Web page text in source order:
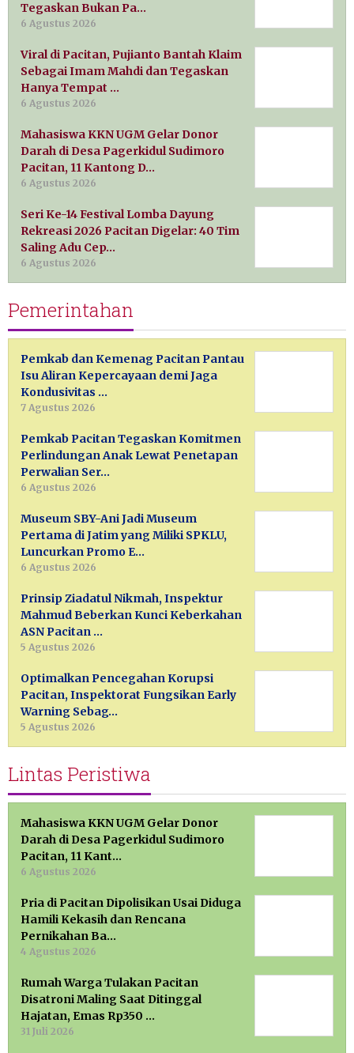
Tegaskan Bukan Pa…
6 Agustus 2026
Viral di Pacitan, Pujianto Bantah Klaim
Sebagai Imam Mahdi dan Tegaskan
Hanya Tempat …
6 Agustus 2026
Mahasiswa KKN UGM Gelar Donor
Darah di Desa Pagerkidul Sudimoro
Pacitan, 11 Kantong D…
6 Agustus 2026
Seri Ke-14 Festival Lomba Dayung
Rekreasi 2026 Pacitan Digelar: 40 Tim
Saling Adu Cep…
6 Agustus 2026
Pemerintahan
Pemkab dan Kemenag Pacitan Pantau
Isu Aliran Kepercayaan demi Jaga
Kondusivitas …
7 Agustus 2026
Pemkab Pacitan Tegaskan Komitmen
Perlindungan Anak Lewat Penetapan
Perwalian Ser…
6 Agustus 2026
Museum SBY-Ani Jadi Museum
Pertama di Jatim yang Miliki SPKLU,
Luncurkan Promo E…
6 Agustus 2026
Prinsip Ziadatul Nikmah, Inspektur
Mahmud Beberkan Kunci Keberkahan
ASN Pacitan …
5 Agustus 2026
Optimalkan Pencegahan Korupsi
Pacitan, Inspektorat Fungsikan Early
Warning Sebag…
5 Agustus 2026
Lintas Peristiwa
Mahasiswa KKN UGM Gelar Donor
Darah di Desa Pagerkidul Sudimoro
Pacitan, 11 Kant…
6 Agustus 2026
Pria di Pacitan Dipolisikan Usai Diduga
Hamili Kekasih dan Rencana
Pernikahan Ba…
4 Agustus 2026
Rumah Warga Tulakan Pacitan
Disatroni Maling Saat Ditinggal
Hajatan, Emas Rp350 …
31 Juli 2026